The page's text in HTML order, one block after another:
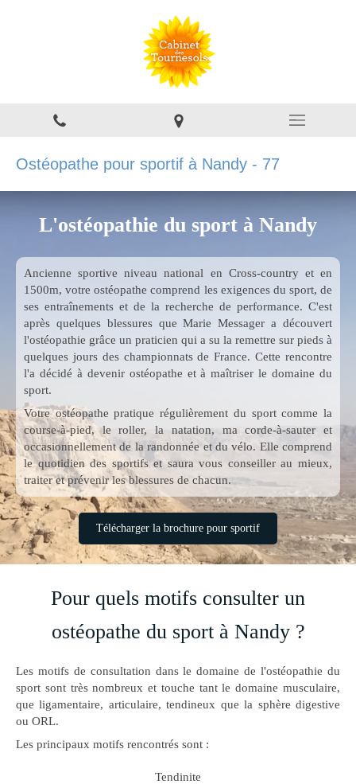
Ostéopathe pour sportif à Nandy - 77
L'ostéopathie du sport à Nandy
Ancienne sportive niveau national en Cross-country et en
1500m, votre ostéopathe comprend les exigences du sport, de
ses entraînements et de la recherche de performance. C'est
après quelques blessures que Marie Messager a découvert
l'ostéopathie grâce un praticien qui a su la remettre sur pieds à
quelques jours des championnats de France. Cette rencontre
l'a décidé à devenir ostéopathe et à maîtriser le domaine du
sport.
Votre ostéopathe pratique régulièrement du sport comme la
course-à-pied, le roller, la natation, ma corde-à-sauter et
occasionnellement de la randonnée et du vélo. Elle comprend
le quotidien des sportifs et saura vous conseiller au mieux,
traiter et prévenir les blessures de chacun.
Télécharger la brochure pour sportif
Pour quels motifs consulter un
ostéopathe du sport à Nandy ?
Les motifs de consultation dans le domaine de l'ostéopathie du
sport sont très nombreux et touche tant le domaine musculaire,
que ligamentaire, articulaire, tendineux que la sphère digestive
ou ORL.
Les principaux motifs rencontrés sont :
Tendinite